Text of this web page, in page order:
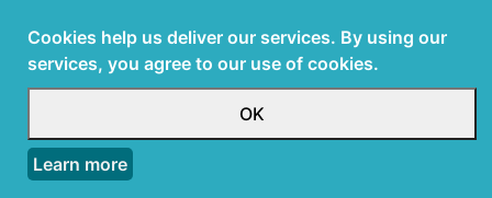
Cookies help us deliver our services. By using our
services, you agree to our use of cookies.
OK
Learn more